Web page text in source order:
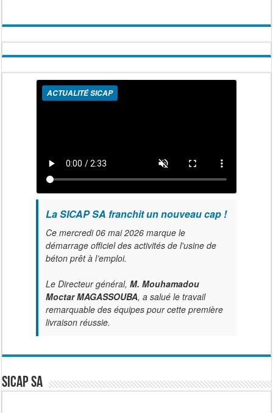
ACTUALITÉ SICAP
La SICAP SA franchit un nouveau cap !
Ce mercredi 06 mai 2026 marque le
démarrage officiel des activités de l'usine de
béton prêt à l’emploi.
Le Directeur général, M. Mouhamadou
Moctar MAGASSOUBA, a salué le travail
remarquable des équipes pour cette première
livraison réussie.
SICAP SA